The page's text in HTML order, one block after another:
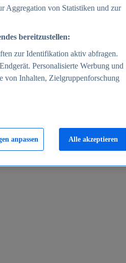
Aggregation von Statistiken und zur
bereitzustellen:
zur Identifikation aktiv abfragen.
Personalisierte Werbung und
von Inhalten, Zielgruppenforschung
anpassen Alle akzeptieren